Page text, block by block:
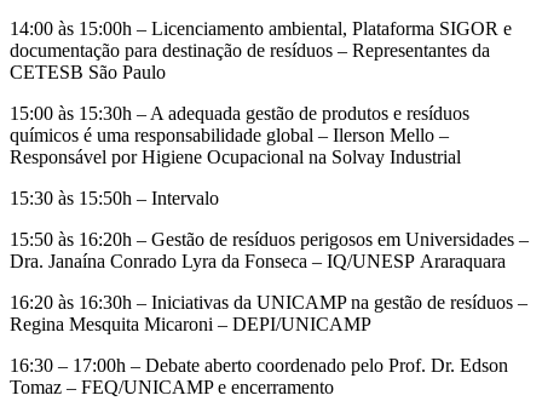
14:00 às 15:00h – Licenciamento ambiental, Plataforma SIGOR e
documentação para destinação de resíduos – Representantes da
CETESB São Paulo
15:00 às 15:30h – A adequada gestão de produtos e resíduos
químicos é uma responsabilidade global – Ilerson Mello –
Responsável por Higiene Ocupacional na Solvay Industrial
15:30 às 15:50h – Intervalo
15:50 às 16:20h – Gestão de resíduos perigosos em Universidades –
Dra. Janaína Conrado Lyra da Fonseca – IQ/UNESP Araraquara
16:20 às 16:30h – Iniciativas da UNICAMP na gestão de resíduos –
Regina Mesquita Micaroni – DEPI/UNICAMP
16:30 – 17:00h – Debate aberto coordenado pelo Prof. Dr. Edson
Tomaz – FEQ/UNICAMP e encerramento